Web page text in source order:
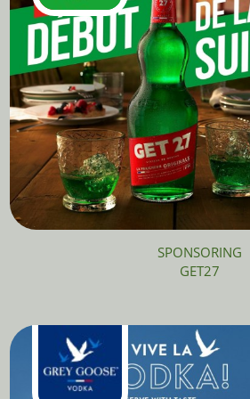
SPONSORING
GET27